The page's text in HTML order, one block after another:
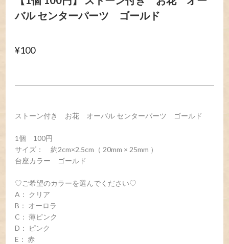
バル センターパーツ ゴールド
¥100
ストーン付き お花 オーバル センターパーツ ゴールド
1個 100円
サイズ： 約2cm×2.5cm（ 20mm × 25mm ）
台座カラー ゴールド
♡ご希望のカラーを選んでください♡
A： クリア
B： オーロラ
C： 薄ピンク
D： ピンク
E： 赤